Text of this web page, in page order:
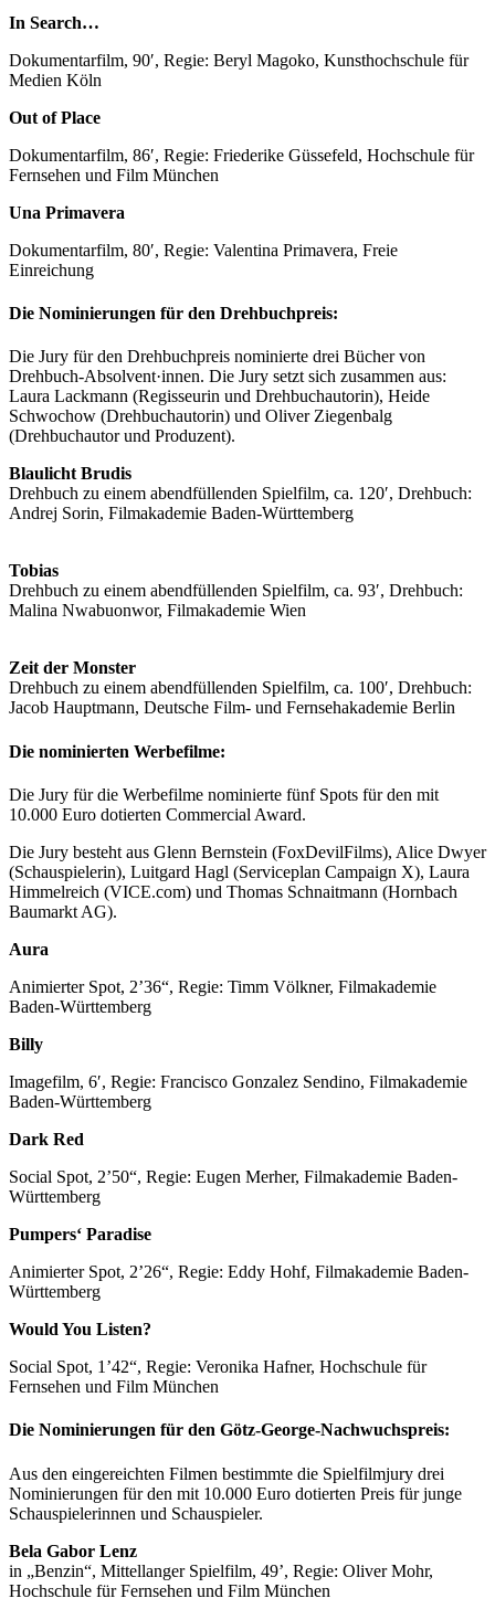
In Search…
Dokumentarfilm, 90′, Regie: Beryl Magoko, Kunsthochschule für
Medien Köln
Out of Place
Dokumentarfilm, 86′, Regie: Friederike Güssefeld, Hochschule für
Fernsehen und Film München
Una Primavera
Dokumentarfilm, 80′, Regie: Valentina Primavera, Freie
Einreichung
Die Nominierungen für den Drehbuchpreis:
Die Jury für den Drehbuchpreis nominierte drei Bücher von
Drehbuch-Absolvent·innen. Die Jury setzt sich zusammen aus:
Laura Lackmann (Regisseurin und Drehbuchautorin), Heide
Schwochow (Drehbuchautorin) und Oliver Ziegenbalg
(Drehbuchautor und Produzent).
Blaulicht Brudis
Drehbuch zu einem abendfüllenden Spielfilm, ca. 120′, Drehbuch:
Andrej Sorin, Filmakademie Baden-Württemberg
Tobias
Drehbuch zu einem abendfüllenden Spielfilm, ca. 93′, Drehbuch:
Malina Nwabuonwor, Filmakademie Wien
Zeit der Monster
Drehbuch zu einem abendfüllenden Spielfilm, ca. 100′, Drehbuch:
Jacob Hauptmann, Deutsche Film- und Fernsehakademie Berlin
Die nominierten Werbefilme:
Die Jury für die Werbefilme nominierte fünf Spots für den mit
10.000 Euro dotierten Commercial Award.
Die Jury besteht aus Glenn Bernstein (FoxDevilFilms), Alice Dwyer
(Schauspielerin), Luitgard Hagl (Serviceplan Campaign X), Laura
Himmelreich (VICE.com) und Thomas Schnaitmann (Hornbach
Baumarkt AG).
Aura
Animierter Spot, 2’36“, Regie: Timm Völkner, Filmakademie
Baden-Württemberg
Billy
Imagefilm, 6′, Regie: Francisco Gonzalez Sendino, Filmakademie
Baden-Württemberg
Dark Red
Social Spot, 2’50“, Regie: Eugen Merher, Filmakademie Baden-
Württemberg
Pumpers‘ Paradise
Animierter Spot, 2’26“, Regie: Eddy Hohf, Filmakademie Baden-
Württemberg
Would You Listen?
Social Spot, 1’42“, Regie: Veronika Hafner, Hochschule für
Fernsehen und Film München
Die Nominierungen für den Götz-George-Nachwuchspreis:
Aus den eingereichten Filmen bestimmte die Spielfilmjury drei
Nominierungen für den mit 10.000 Euro dotierten Preis für junge
Schauspielerinnen und Schauspieler.
Bela Gabor Lenz
in „Benzin“, Mittellanger Spielfilm, 49’, Regie: Oliver Mohr,
Hochschule für Fernsehen und Film München